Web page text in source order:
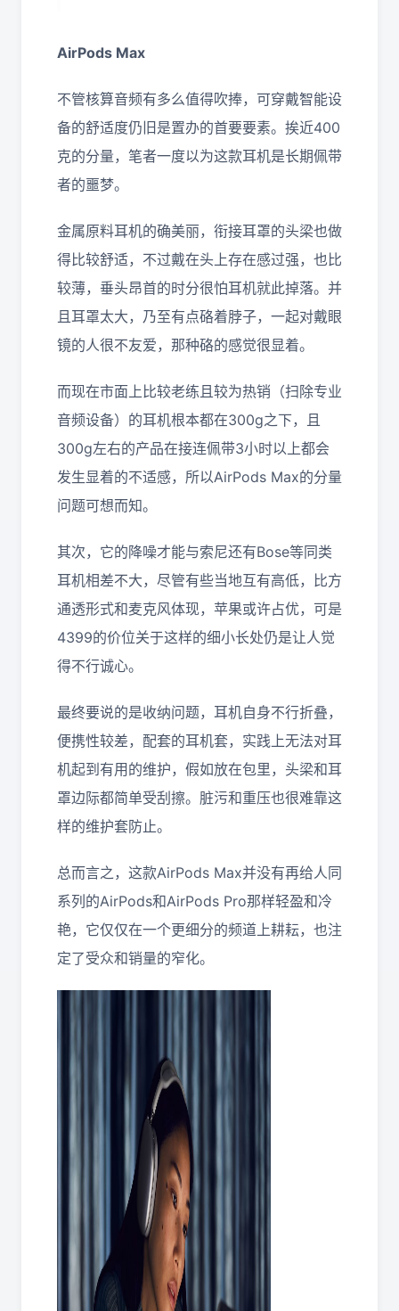
AirPods Max
不管核算音频有多么值得吹捧，可穿戴智能设
备的舒适度仍旧是置办的首要要素。挨近400
克的分量，笔者一度以为这款耳机是长期佩带
者的噩梦。
金属原料耳机的确美丽，衔接耳罩的头梁也做
得比较舒适，不过戴在头上存在感过强，也比
较薄，垂头昂首的时分很怕耳机就此掉落。并
且耳罩太大，乃至有点硌着脖子，一起对戴眼
镜的人很不友爱，那种硌的感觉很显着。
而现在市面上比较老练且较为热销（扫除专业
音频设备）的耳机根本都在300g之下，且
300g左右的产品在接连佩带3小时以上都会
发生显着的不适感，所以AirPods Max的分量
问题可想而知。
其次，它的降噪才能与索尼还有Bose等同类
耳机相差不大，尽管有些当地互有高低，比方
通透形式和麦克风体现，苹果或许占优，可是
4399的价位关于这样的细小长处仍是让人觉
得不行诚心。
最终要说的是收纳问题，耳机自身不行折叠，
便携性较差，配套的耳机套，实践上无法对耳
机起到有用的维护，假如放在包里，头梁和耳
罩边际都简单受刮擦。脏污和重压也很难靠这
样的维护套防止。
总而言之，这款AirPods Max并没有再给人同
系列的AirPods和AirPods Pro那样轻盈和冷
艳，它仅仅在一个更细分的频道上耕耘，也注
定了受众和销量的窄化。